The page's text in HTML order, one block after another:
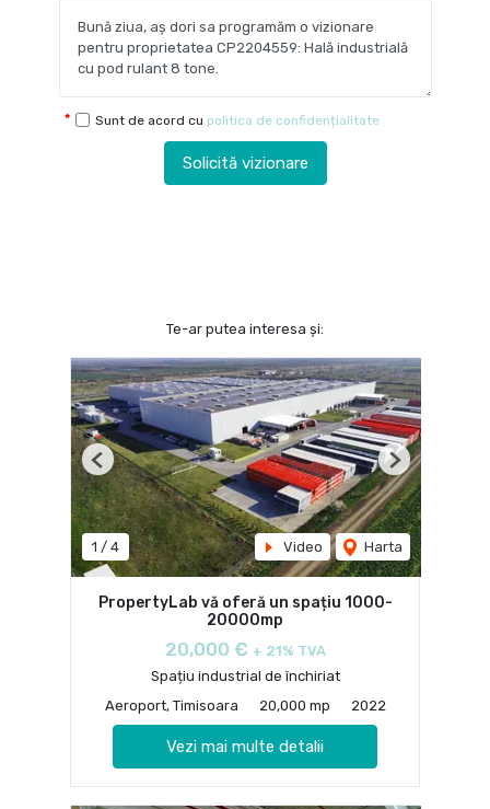
Sunt de acord cu politica de confidențialitate
Solicită vizionare
Te-ar putea interesa și:
1 / 4 Video Harta
Previous Next
PropertyLab vă oferă un spațiu 1000-
20000mp
20,000 € + 21% TVA
Spațiu industrial de închiriat
Aeroport, Timisoara
20,000 mp 2022
Vezi mai multe detalii